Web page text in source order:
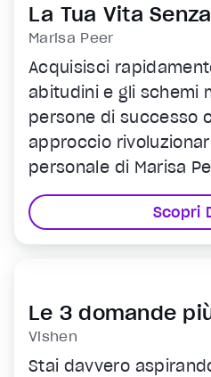
La Tua Vita
Marisa Peer
Acquisisci
abitudini e gli schemi
persone di successo
approccio
personale di Marisa
Scopri
Le 3 domande
Vishen
Stai davvero